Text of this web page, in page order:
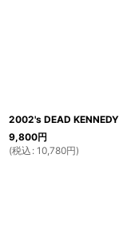
2002's DEAD
9,800円
(税込 : 10,780円)